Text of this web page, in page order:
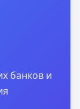
банков и